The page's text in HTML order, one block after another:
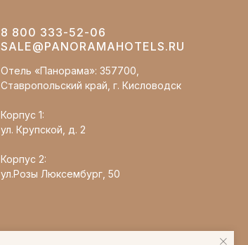
8 800 333-52-06
SALE@PANORAMAHOTELS.RU
Отель «Панорама»: 357700,
Ставропольский край, г. Кисловодск
Корпус 1:
ул. Крупской, д. 2
Корпус 2:
ул.Розы Люксембург, 50